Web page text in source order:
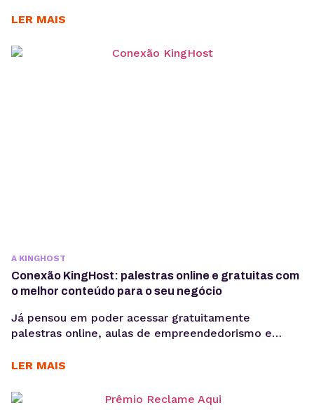
realizadas, você está no lugar certo. Nos últimos
empresas de hospedagem de sites e serviços online
LER MAIS
A KINGHOST
Conexão KingHost: palestras online e gratuitas com
o melhor conteúdo para o seu negócio
Já pensou em poder acessar gratuitamente
palestras online, aulas de empreendedorismo e
do mercado? Então, te apresentamos o novo
conteúdos de valor para o seu negócio. São diversas
LER MAIS